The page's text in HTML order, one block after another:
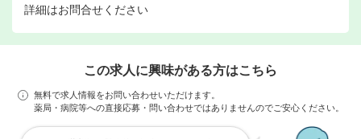
詳細はお問合せください
この求人に興味がある方はこちら
無料で求人情報をお問い合わせいただけます。
薬局・病院等への直接応募・問い合わせではありませんのでご安心ください。